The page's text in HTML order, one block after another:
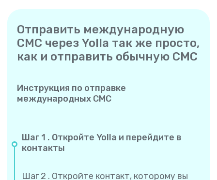
Отправить международную
СМС через Yolla так же просто,
как и отправить обычную СМС
Инструкция по отправке
международных СМС
Шаг 1 . Откройте Yolla и перейдите в
контакты
Шаг 2 . Откройте контакт, которому вы